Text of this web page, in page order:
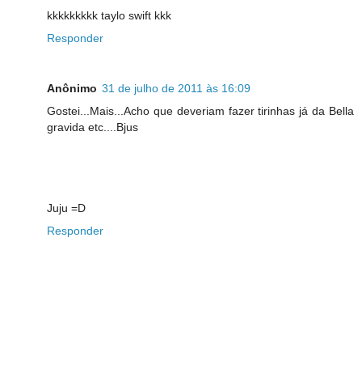
kkkkkkkkk taylo swift kkk
Responder
Anônimo 31 de julho de 2011 às 16:09
Gostei...Mais...Acho que deveriam fazer tirinhas já da Bella
gravida etc....Bjus
Juju =D
Responder